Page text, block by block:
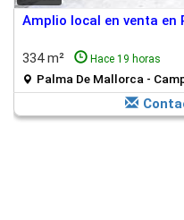
Amplio local en venta en
334 m² Hace 19 horas
Palma De Mallorca -